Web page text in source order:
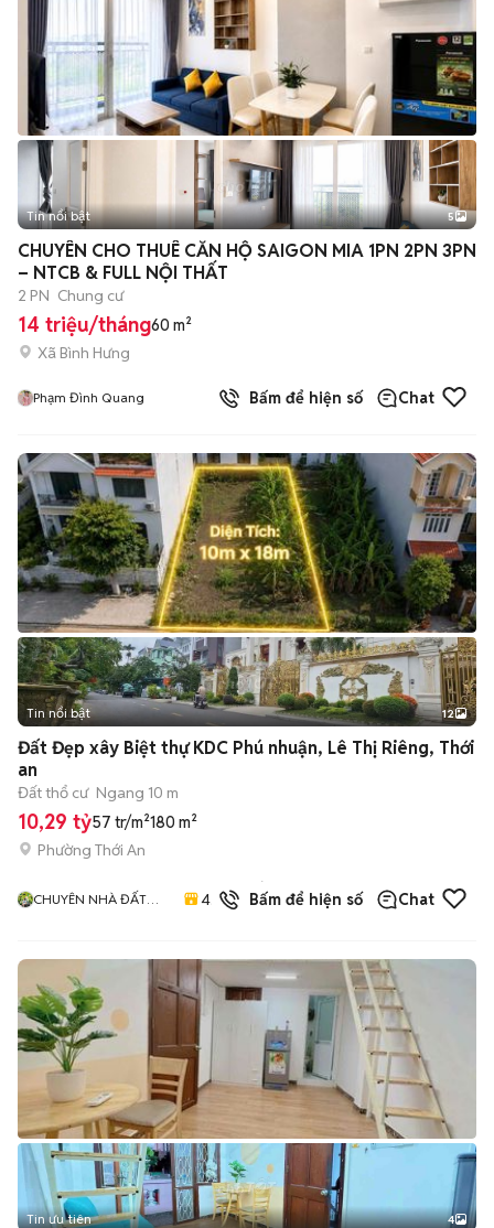
Tin nổi bật 5
CHUYÊN CHO THUÊ CĂN HỘ SAIGON MIA 1PN 2PN 3PN
– NTCB & FULL NỘI THẤT
2 PN Chung cư
14 triệu/tháng60 m²
Xã Bình Hưng
Phạm Đình Quang Bấm để hiện số Chat
+2
Tin nổi bật 12
Đất Đẹp xây Biệt thự KDC Phú nhuận, Lê Thị Riêng, Thới
an
Đất thổ cư Ngang 10 m
10,29 tỷ57 tr/m²180 m²
Phường Thới An
CHUYÊN NHÀ ĐẤT
4.9
17
đã
bán
Bấm để hiện số Chat
Tin ưu tiên 4